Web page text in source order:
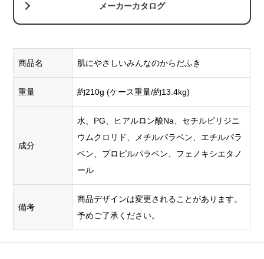
メーカーカタログ
商品名 肌にやさしいみんなのからだふき
重量 約210g (ケース重量/約13.4kg)
成分
水、PG、ヒアルロン酸Na、セチルピリジニ
ウムクロリド、メチルパラベン、エチルパラ
ベン、プロピルパラベン、フェノキシエタノ
ール
備考
商品デザインは変更されることがあります。
予めご了承ください。